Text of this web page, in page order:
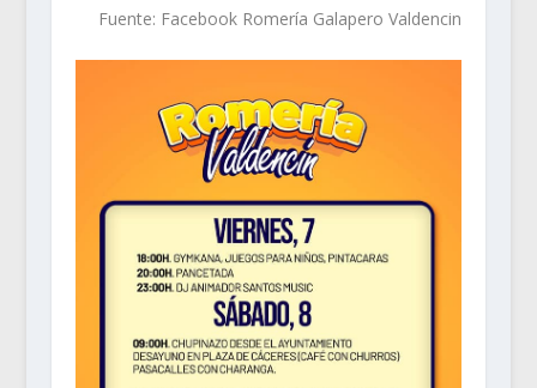
Fuente: Facebook Romería Galapero Valdencin